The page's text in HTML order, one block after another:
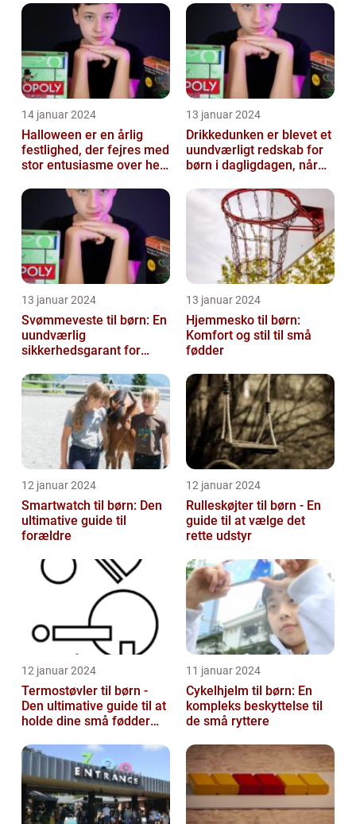
14 januar 2024
Halloween er en årlig
festlighed, der fejres med
stor entusiasme over hele
13 januar 2024
Drikkedunken er blevet et
uundværligt redskab for
børn i dagligdagen, når
drik...
13 januar 2024
Svømmeveste til børn: En
uundværlig
sikkerhedsgarant for
13 januar 2024
Hjemmesko til børn:
Komfort og stil til små
fødder
12 januar 2024
Smartwatch til børn: Den
ultimative guide til
forældre
12 januar 2024
Rulleskøjter til børn - En
guide til at vælge det
rette udstyr
12 januar 2024
Termostøvler til børn -
Den ultimative guide til at
holde dine små fødder
11 januar 2024
Cykelhjelm til børn: En
kompleks beskyttelse til
de små ryttere